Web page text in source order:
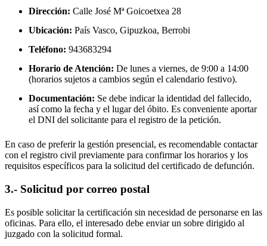
Dirección: Calle José Mª Goicoetxea 28
Ubicación: País Vasco, Gipuzkoa, Berrobi
Teléfono: 943683294
Horario de Atención: De lunes a viernes, de 9:00 a 14:00
(horarios sujetos a cambios según el calendario festivo).
Documentación: Se debe indicar la identidad del fallecido,
así como la fecha y el lugar del óbito. Es conveniente aportar
el DNI del solicitante para el registro de la petición.
En caso de preferir la gestión presencial, es recomendable contactar
con el registro civil previamente para confirmar los horarios y los
requisitos específicos para la solicitud del certificado de defunción.
3.- Solicitud por correo postal
Es posible solicitar la certificación sin necesidad de personarse en las
oficinas. Para ello, el interesado debe enviar un sobre dirigido al
juzgado con la solicitud formal.